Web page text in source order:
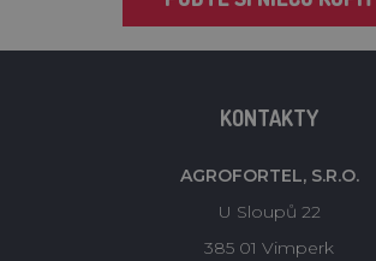
KONTAKTY
AGROFORTEL, S.R.O.
U Sloupů 22
385 01 Vimperk